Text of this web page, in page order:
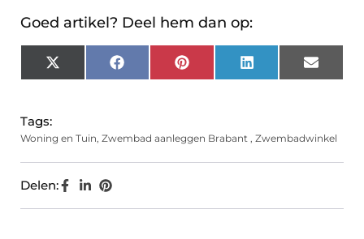
Goed artikel? Deel hem dan op:
X
(Twitter)
FacebookPinterest LinkedIn Email
Tags:
Woning en Tuin, Zwembad aanleggen Brabant , Zwembadwinkel
Delen: